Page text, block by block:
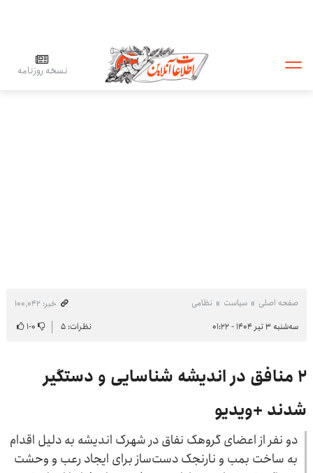
نسخه روزنامه
صفحه اصلی سیاست نظامی
خبر: ۱۰۰٬۰۴۲
سه‌شنبه ۳ تیر ۱۴۰۴ - ۰۱:۲۲
نظرات: ۵ ۰-۱
۲ منافق در اندیشه شناسایی و دستگیر
شدند +ویدیو
دو نفر از اعضای گروهک نفاق در شهرک اندیشه به دلیل اقدام
به ساخت بمب و نارنجک دست‌ساز برای ایجاد رعب و وحشت